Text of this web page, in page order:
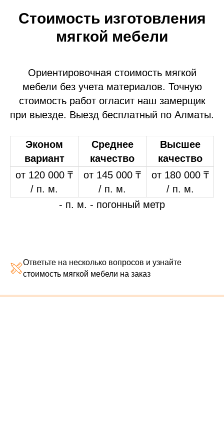
Стоимость изготовления
мягкой мебели
Ориентировочная стоимость мягкой
мебели без учета материалов. Точную
стоимость работ огласит наш замерщик
при выезде. Выезд бесплатный по Алматы.
Эконом
вариант
Среднее
качество
Высшее
качество
от 120 000 ₸
/ п. м.
от 145 000 ₸
/ п. м.
от 180 000 ₸
/ п. м.
- п. м. - погонный метр
Ответьте на несколько вопросов и узнайте
стоимость мягкой мебели на заказ